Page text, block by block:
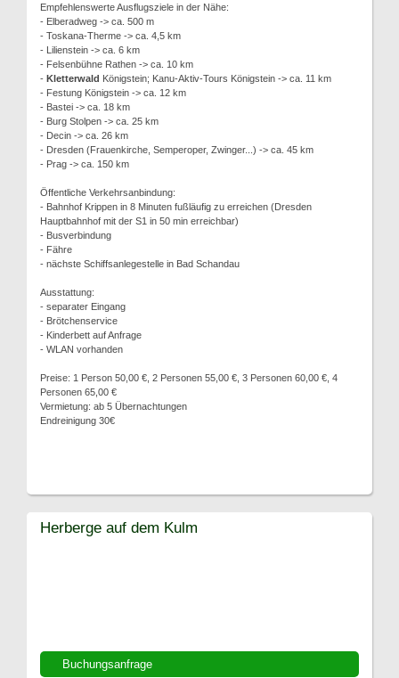
Empfehlenswerte Ausflugsziele in der Nähe:
- Elberadweg -> ca. 500 m
- Toskana-Therme -> ca. 4,5 km
- Lilienstein -> ca. 6 km
- Felsenbühne Rathen -> ca. 10 km
- Kletterwald Königstein; Kanu-Aktiv-Tours Königstein -> ca. 11 km
- Festung Königstein -> ca. 12 km
- Bastei -> ca. 18 km
- Burg Stolpen -> ca. 25 km
- Decin -> ca. 26 km
- Dresden (Frauenkirche, Semperoper, Zwinger...) -> ca. 45 km
- Prag -> ca. 150 km
Öffentliche Verkehrsanbindung:
- Bahnhof Krippen in 8 Minuten fußläufig zu erreichen (Dresden
Hauptbahnhof mit der S1 in 50 min erreichbar)
- Busverbindung
- Fähre
- nächste Schiffsanlegestelle in Bad Schandau
Ausstattung:
- separater Eingang
- Brötchenservice
- Kinderbett auf Anfrage
- WLAN vorhanden
Preise: 1 Person 50,00 €, 2 Personen 55,00 €, 3 Personen 60,00 €, 4
Personen 65,00 €
Vermietung: ab 5 Übernachtungen
Endreinigung 30€
Buchungsanfrage
Herberge auf dem Kulm